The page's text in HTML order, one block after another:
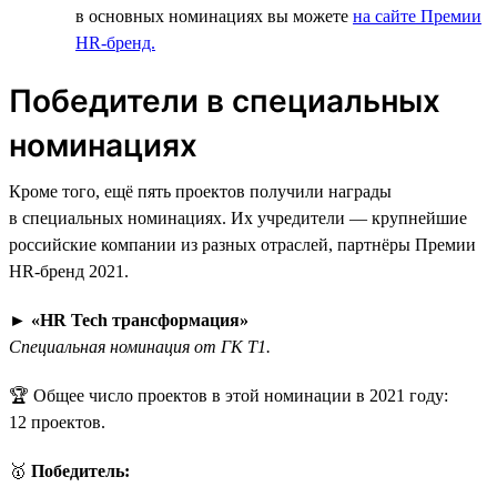
в основных номинациях вы можете на сайте Премии
HR-бренд.
Победители в специальных
номинациях
Кроме того, ещё пять проектов получили награды
в специальных номинациях. Их учредители — крупнейшие
российские компании из разных отраслей, партнёры Премии
HR-бренд 2021.
► «HR Tech трансформация»
Специальная номинация от ГК Т1.
🏆 Общее число проектов в этой номинации в 2021 году:
12 проектов.
🥇 Победитель: